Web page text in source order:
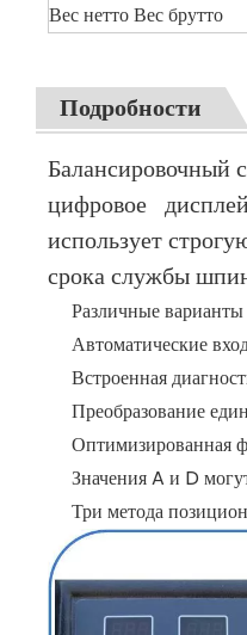
Вес нетто Вес брутто
Подробности
Балансировочный
цифровое
использует
срока службы
Различные
Автоматические
Встроенная
Преобразование
Оптимизированная
Значения A и D
Три метода